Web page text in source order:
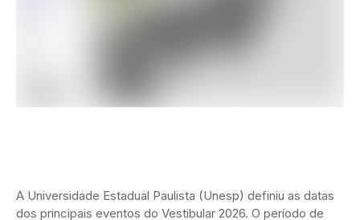
A Universidade Estadual Paulista (Unesp) definiu as datas
dos principais eventos do Vestibular 2026. O período de